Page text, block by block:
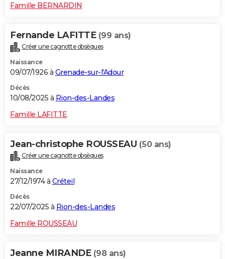
Famille BERNARDIN
Fernande LAFITTE (99 ans)
Créer une cagnotte obsèques
Naissance
09/07/1926 à Grenade-sur-l'Adour
Décès
10/08/2025 à Rion-des-Landes
Famille LAFITTE
Jean-christophe ROUSSEAU (50 ans)
Créer une cagnotte obsèques
Naissance
27/12/1974 à Créteil
Décès
22/07/2025 à Rion-des-Landes
Famille ROUSSEAU
Jeanne MIRANDE (98 ans)